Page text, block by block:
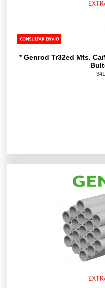
* Genrod Tr32ed Mts.